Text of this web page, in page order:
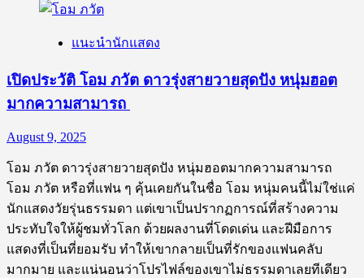
แนะนำนักแสดง
เปิดประวัติ โอม ภวัต ดาวรุ่งสายวายสุดปัง หนุ่มฮอต
มากความสามารถ
August 9, 2025
โอม ภวัต ดาวรุ่งสายวายสุดปัง หนุ่มฮอตมากความสามารถ
โอม ภวัต หรือที่แฟน ๆ คุ้นเคยกันในชื่อ โอม หนุ่มคนนี้ไม่ใช่แค่
นักแสดงวัยรุ่นธรรมดา แต่เขาเป็นปรากฏการณ์ที่สร้างความ
ประทับใจให้ผู้ชมทั่วโลก ด้วยผลงานที่โดดเด่น และฝีมือการ
แสดงที่เป็นที่ยอมรับ ทำให้เขากลายเป็นที่รักของแฟนคลับ
มากมาย และแน่นอนว่าโปรไฟล์ของเขาไม่ธรรมดาเลยทีเดียว